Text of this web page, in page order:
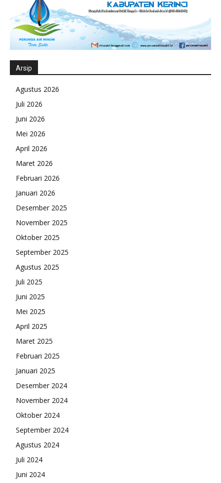
Arsip
Agustus 2026
Juli 2026
Juni 2026
Mei 2026
April 2026
Maret 2026
Februari 2026
Januari 2026
Desember 2025
November 2025
Oktober 2025
September 2025
Agustus 2025
Juli 2025
Juni 2025
Mei 2025
April 2025
Maret 2025
Februari 2025
Januari 2025
Desember 2024
November 2024
Oktober 2024
September 2024
Agustus 2024
Juli 2024
Juni 2024